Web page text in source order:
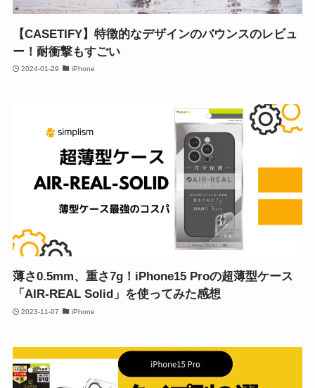
【CASETIFY】特徴的なデザインのバウンスのレビュ
ー！耐衝撃もすごい
2024-01-29 iPhone
薄さ0.5mm、重さ7g！iPhone15 Proの超薄型ケース
「AIR-REAL Solid」を使ってみた感想
2023-11-07 iPhone